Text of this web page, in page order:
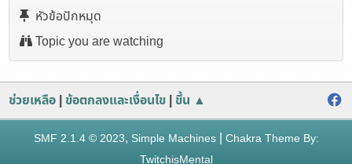
หัวข้อปักหมุด
Topic you are watching
ช่วยเหลือ | ข้อตกลงและเงื่อนไข | ขึ้น ▲
SMF 2.1.4 © 2023, Simple Machines| Chakra Theme By:
TwitchisMental